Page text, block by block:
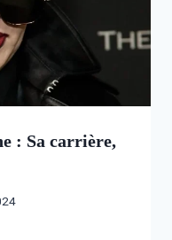
: Sa carrière,